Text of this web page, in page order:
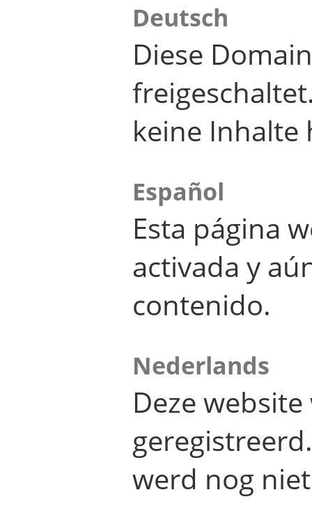
Deutsch
Diese
keine Inhalte
Español
Esta página
activada y
contenido.
Nederlands
Deze
werd nog